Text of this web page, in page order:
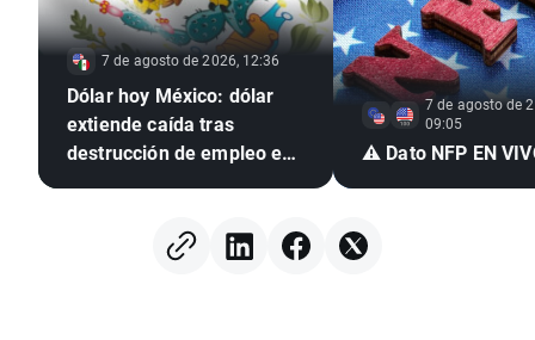
7 de agosto de 2026, 12:36
Dólar hoy México: dólar
extiende caída tras
destrucción de empleo en
7 de agosto de
09:05
⚠️ Dato NFP EN